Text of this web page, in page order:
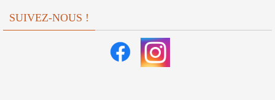
SUIVEZ-NOUS !